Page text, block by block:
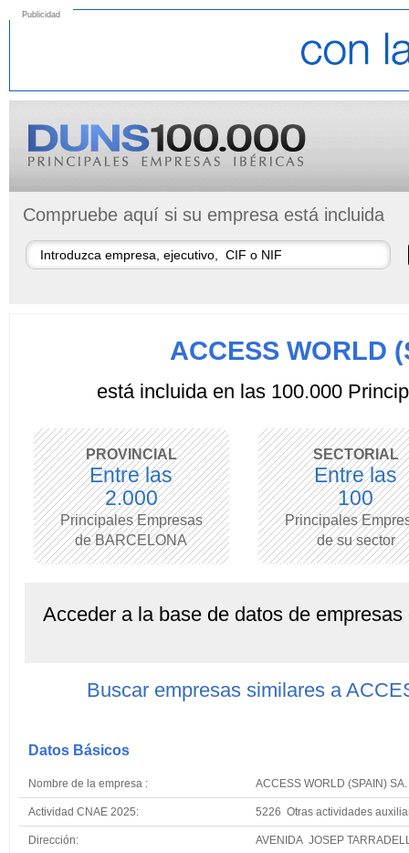
Publicidad
Compruebe aquí si su empresa está incluida
ACCESS WORLD
está incluida en las 100.000
PROVINCIAL
Entre las
2.000
Principales Empresas
de BARCELONA
SECTORIAL
Entre las
100
Principales
de su sector
Acceder a la base de datos de
Buscar empresas similares a
Datos Básicos
Nombre de la empresa : ACCESS WORLD (SPAIN) SA.
Actividad CNAE 2025: 5226 Otras actividades
Dirección: AVENIDA JOSEP